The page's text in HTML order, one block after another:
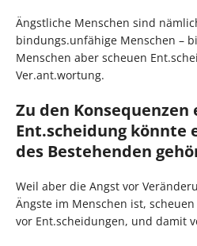
Ängstliche Menschen sind
bindungs.unfähige Menschen –
Menschen aber scheuen
Ver.ant.wortung.
Zu den Konsequenzen
Ent.scheidung könnte
des Bestehenden
Weil aber die Angst vor
Ängste im Menschen ist,
vor Ent.scheidungen, und damit